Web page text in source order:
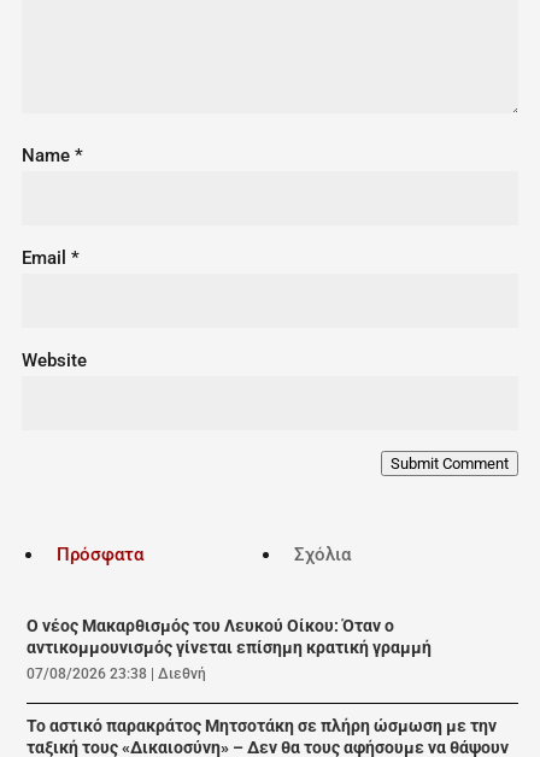
Name *
Email *
Website
Submit Comment
Πρόσφατα Σχόλια
Ο νέος Μακαρθισμός του Λευκού Οίκου: Όταν ο
αντικομμουνισμός γίνεται επίσημη κρατική γραμμή
07/08/2026 23:38 |Διεθνή
Το αστικό παρακράτος Μητσοτάκη σε πλήρη ώσμωση με την
ταξική τους «Δικαιοσύνη» – Δεν θα τους αφήσουμε να θάψουν